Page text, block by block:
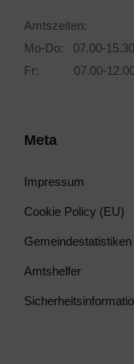
Amtszeiten:
Mo-Do: 07.00-
Fr: 07.00-12.00
Meta
Impressum
Cookie Policy (EU)
Gemeindestatistiken
Amtshelfer